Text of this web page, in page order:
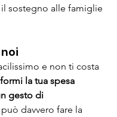
sostegno alle famiglie
e non ti costa
la tua spesa
gesto di
davvero fare la